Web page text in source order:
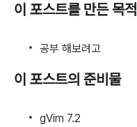
이 포스트를 만든 목적
공부 해보려고
이 포스트의 준비물
gVim 7.2